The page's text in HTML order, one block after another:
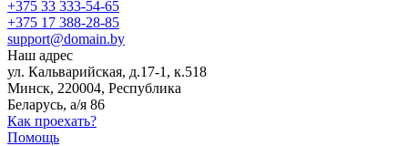
+375 33 333-54-65
+375 17 388-28-85
support@domain.by
Наш адрес
ул. Кальварийская, д.17-1, к.518
Минск, 220004, Республика
Беларусь, а/я 86
Как проехать?
Помощь